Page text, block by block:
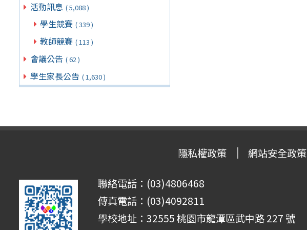
活動訊息 ( 5,088 )
學生競賽 ( 339 )
教師競賽 ( 113 )
會議公告 ( 62 )
學生家長公告 ( 1,630 )
隱私權政策 網站安全政策
聯絡電話：(03)4806468
傳真電話：(03)4092811
學校地址：32555 桃園市龍潭區武中路 227 號